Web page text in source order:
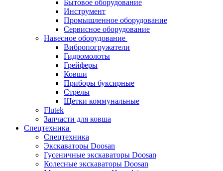
Бытовое оборудование
Инструмент
Промышленное оборудование
Сервисное оборудование
Навесное оборудование
Вибропогружатели
Гидромолоты
Грейферы
Ковши
Приборы буксирные
Стрелы
Щетки коммунальные
Flutek
Запчасти для ковша
Спецтехника
Спецтехника
Экскаваторы Doosan
Гусеничные экскаваторы Doosan
Колесные экскаваторы Doosan